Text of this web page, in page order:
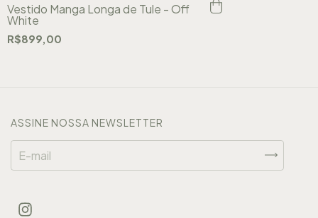
Vestido Manga Longa de Tule - Off
White
R$899,00
ASSINE NOSSA NEWSLETTER